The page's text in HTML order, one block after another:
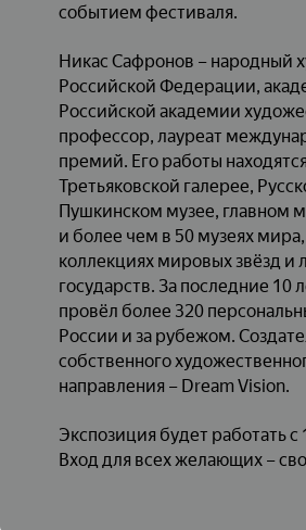
событием фестиваля.
Никас Сафронов – народный
Российской Федерации,
Российской академии
профессор, лауреат
премий. Его работы
Третьяковской галерее,
Пушкинском музее, главном
и более чем в 50 музеях мира,
коллекциях мировых звёзд и
государств. За последние 10
провёл более 320
России и за рубежом.
собственного
направления – Dream Vision.
Экспозиция будет работать с
Вход для всех желающих –